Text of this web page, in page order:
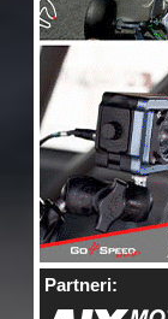
Partneri: